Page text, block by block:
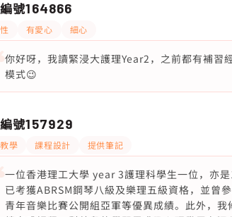
號164866
有愛心 細心
你好呀，我讀緊浸大護理Year2，之前都有補習
模式😉
號157929
學 課程設計 提供筆記
一位香港理工大學 year 3護理科學生一位，亦
已考獲ABRSM鋼琴八級及樂理五級資格，並曾
青年音樂比賽公開組亞軍等優異成績。此外，